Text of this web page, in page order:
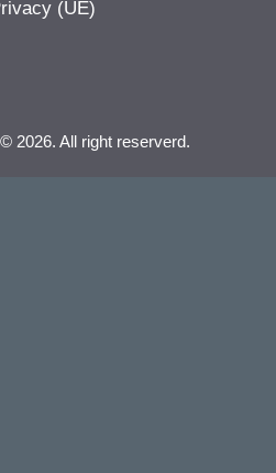
(UE)
2026. All right reserverd.